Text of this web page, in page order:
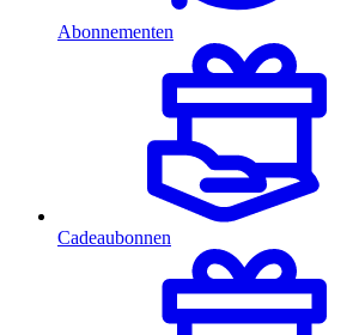
Abonnementen
Cadeaubonnen